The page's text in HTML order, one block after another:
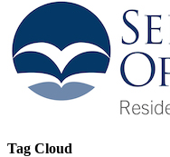
Tag Cloud